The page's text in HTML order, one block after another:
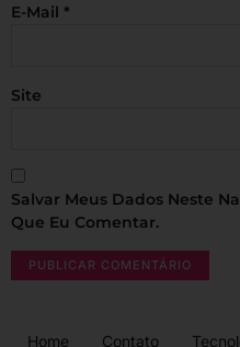
E-Mail *
Site
Salvar Meus Dados Neste
Que Eu Comentar.
Home Contato